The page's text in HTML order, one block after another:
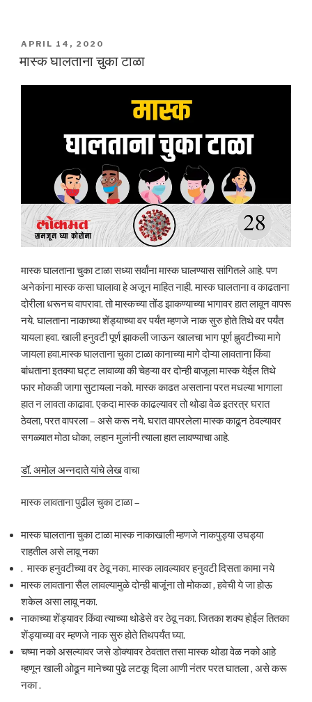
POSTED
ON
APRIL 14, 2020
मास्क घालताना चुका टाळा
मास्क घालताना चुका टाळा सध्या सर्वांना मास्क घालण्यास सांगितले आहे. पण
अनेकांना मास्क कसा घालावा हे अजून माहित नाही. मास्क घालताना व काढताना
दोरीला धरूनच वापरावा. तो मास्कच्या तोंड झाकण्याच्या भागावर हात लावून वापरू
नये. घालताना नाकाच्या शेंड्याच्या वर पर्यंत म्हणजे नाक सुरु होते तिथे वर पर्यंत
यायला हवा. खाली हनुवटी पूर्ण झाकली जाऊन खालचा भाग पूर्ण ह्नुवटीच्या मागे
जायला हवा.मास्क घालताना चुका टाळा कानाच्या मागे दोऱ्या लावताना किंवा
बांधताना इतक्या घट्ट लावाव्या की चेहऱ्या वर दोन्ही बाजूला मास्क येईल तिथे
फार मोकळी जागा सुटायला नको. मास्क काढत असताना परत मधल्या भागाला
हात न लावता काढावा. एकदा मास्क काढल्यावर तो थोडा वेळ इतरत्र घरात
ठेवला, परत वापरला – असे करू नये. घरात वापरलेला मास्क काढून ठेवल्यावर
सगळ्यात मोठा धोका, लहान मुलांनी त्याला हात लावण्याचा आहे.
डॉ. अमोल अन्नदाते यांचे लेखवाचा
मास्क लावताना पुढील चुका टाळा –
मास्क घालताना चुका टाळा मास्क नाकाखाली म्हणजे नाकपुड्या उघड्या
राहतील असे लावू नका
. मास्क हनुवटीच्या वर ठेवू नका. मास्क लावल्यावर हनुवटी दिसता कामा नये
मास्क लावताना सैल लावल्यामुळे दोन्ही बाजूंना तो मोकळा , हवेची ये जा होऊ
शकेल असा लावू नका.
नाकाच्या शेंड्यावर किंवा त्याच्या थोडेसे वर ठेवू नका. जितका शक्य होईल तितका
शेंड्याच्या वर म्हणजे नाक सुरु होते तिथपर्यंत घ्या.
चष्मा नको असल्यावर जसे डोक्यावर ठेवतात तसा मास्क थोडा वेळ नको आहे
म्हणून खाली ओढून मानेच्या पुढे लटकू दिला आणी नंतर परत घातला , असे करू
नका .